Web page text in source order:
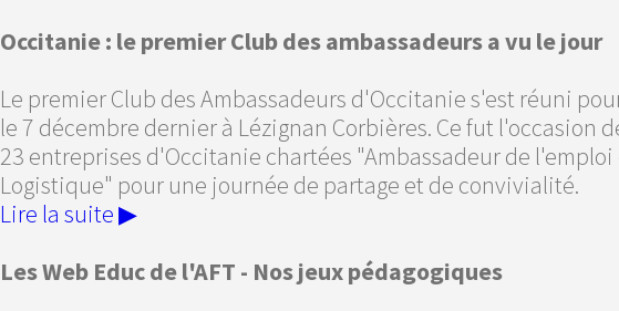
Occitanie : le premier Club des ambassadeurs a vu le jour
Le premier Club des Ambassadeurs d'Occitanie s'est réuni
le 7 décembre dernier à Lézignan Corbières. Ce fut l'occasion
23 entreprises d'Occitanie chartées "Ambassadeur de l'emploi
Logistique" pour une journée de partage et de convivialité.
Lire la suite ▶
Les Web Educ de l'AFT - Nos jeux pédagogiques